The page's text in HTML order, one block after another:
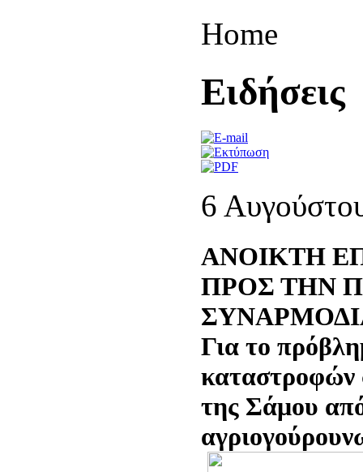
Home
Eιδήσεις
6
ΑΝΟΙΚΤΗ
ΠΡΟΣ ΤΗΝ
Για το
καταστροφών
της Σάμου